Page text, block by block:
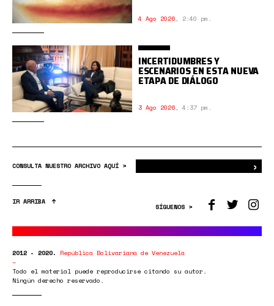
4 Ago 2026, 2:40 pm.
INCERTIDUMBRES Y
ESCENARIOS EN ESTA NUEVA
ETAPA DE DIÁLOGO
3 Ago 2026, 4:37 pm.
CONSULTA NUESTRO ARCHIVO AQUÍ > ›
IR ARRIBA
SÍGUENOS >
2012 - 2020. República Bolivariana de Venezuela
Todo el material puede reproducirse citando su autor.
Ningún derecho reservado.